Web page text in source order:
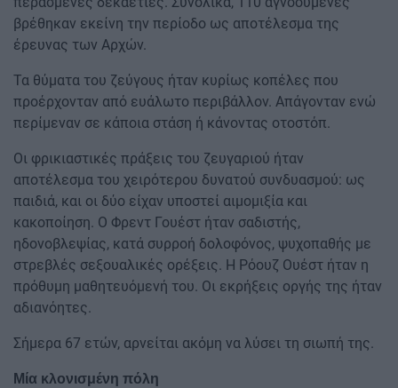
βρέθηκαν εκείνη την περίοδο ως αποτέλεσμα της
έρευνας των Αρχών.
Τα θύματα του ζεύγους ήταν κυρίως κοπέλες που
προέρχονταν από ευάλωτο περιβάλλον. Απάγονταν ενώ
περίμεναν σε κάποια στάση ή κάνοντας οτοστόπ.
Οι φρικιαστικές πράξεις του ζευγαριού ήταν
αποτέλεσμα του χειρότερου δυνατού συνδυασμού: ως
παιδιά, και οι δύο είχαν υποστεί αιμομιξία και
κακοποίηση. Ο Φρεντ Γουέστ ήταν σαδιστής,
ηδονοβλεψίας, κατά συρροή δολοφόνος, ψυχοπαθής με
στρεβλές σεξουαλικές ορέξεις. Η Ρόουζ Ουέστ ήταν η
πρόθυμη μαθητευόμενή του. Οι εκρήξεις οργής της ήταν
αδιανόητες.
Σήμερα 67 ετών, αρνείται ακόμη να λύσει τη σιωπή της.
Μία κλονισμένη πόλη